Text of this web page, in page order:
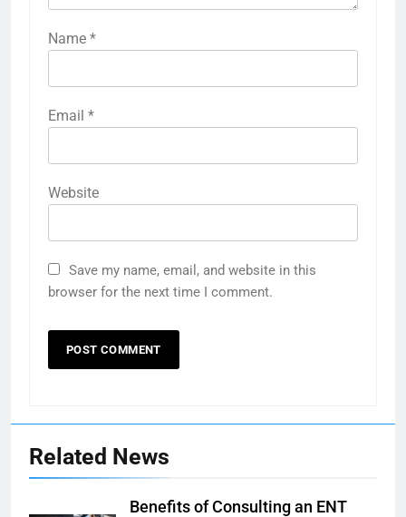
Name *
Email *
Website
Save my name, email, and website in this
browser for the next time I comment.
Related News
Benefits of Consulting an ENT